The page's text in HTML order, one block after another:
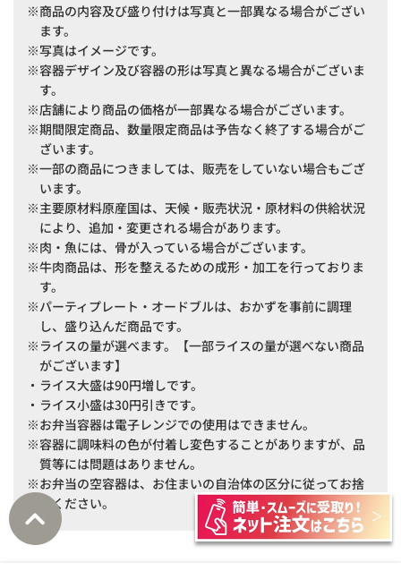
商品の内容及び盛り付けは写真と一部異なる場合がござい
ます。
写真はイメージです。
容器デザイン及び容器の形は写真と異なる場合がございま
す。
店舗により商品の価格が一部異なる場合がございます。
期間限定商品、数量限定商品は予告なく終了する場合がご
ざいます。
一部の商品につきましては、販売をしていない場合もござ
います。
主要原材料原産国は、天候・販売状況・原材料の供給状況
により、追加・変更される場合があります。
肉・魚には、骨が入っている場合がございます。
牛肉商品は、形を整えるための成形・加工を行っておりま
す。
パーティプレート・オードブルは、おかずを事前に調理
し、盛り込んだ商品です。
ライスの量が選べます。【一部ライスの量が選べない商品
がございます】
ライス大盛は90円増しです。
ライス小盛は30円引きです。
お弁当容器は電子レンジでの使用はできません。
容器に調味料の色が付着し変色することがありますが、品
質等には問題はありません。
お弁当の空容器は、お住まいの自治体の区分に従ってお捨
てください。